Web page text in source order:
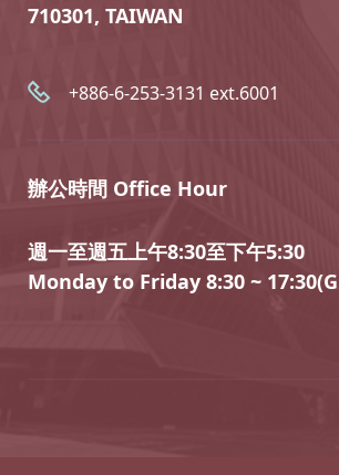
710301, TAIWAN
+886-6-253-3131 ext.6001
辦公時間 Office Hour
週一至週五上午8:30至下午5:30
Monday to Friday 8:30 ~